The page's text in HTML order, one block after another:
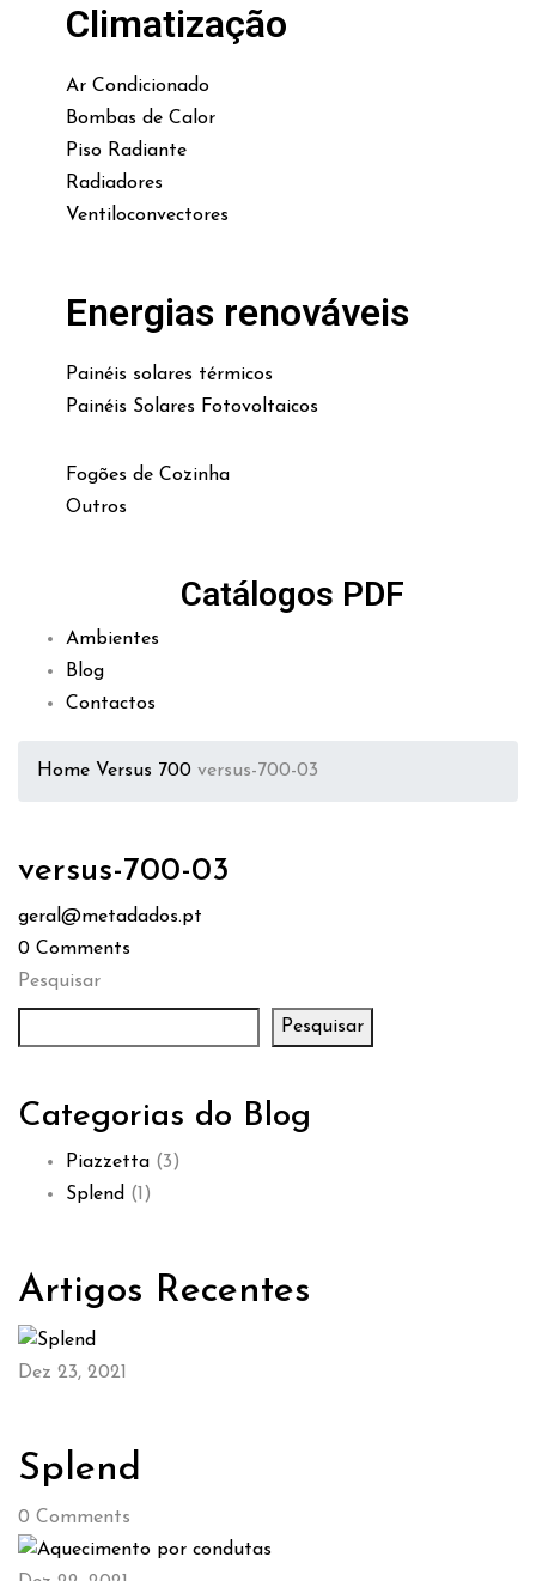
Climatização
Ar Condicionado
Bombas de Calor
Piso Radiante
Radiadores
Ventiloconvectores
Energias renováveis
Painéis solares térmicos
Painéis Solares Fotovoltaicos
Fogões de Cozinha
Outros
Catálogos PDF
Ambientes
Blog
Contactos
Home Versus 700 versus-700-03
versus-700-03
geral@metadados.pt
0 Comments
Pesquisar
Pesquisar
Categorias do Blog
Piazzetta (3)
Splend (1)
Artigos Recentes
Dez 23, 2021
Splend
0 Comments